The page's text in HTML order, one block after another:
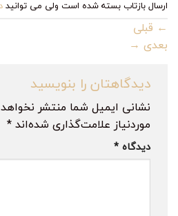
ارسال بازتاب بسته شده است ولی می توانید
← قبلی
بعدی →
دیدگاهتان را بنویسید
نشانی ایمیل شما منتشر
موردنیاز علامت‌گذاری شده‌اند*
دیدگاه *